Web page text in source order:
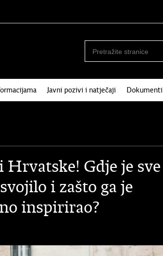
Javni pozivi i natječaji Dokumenti
Gdje je sve
i zašto ga je
inspirirao?